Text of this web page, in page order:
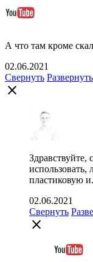
А что там кроме
02.06.2021
Свернуть Развернуть
close
Здравствуйте,
использовать,
пластиковую
02.06.2021
Свернуть
close